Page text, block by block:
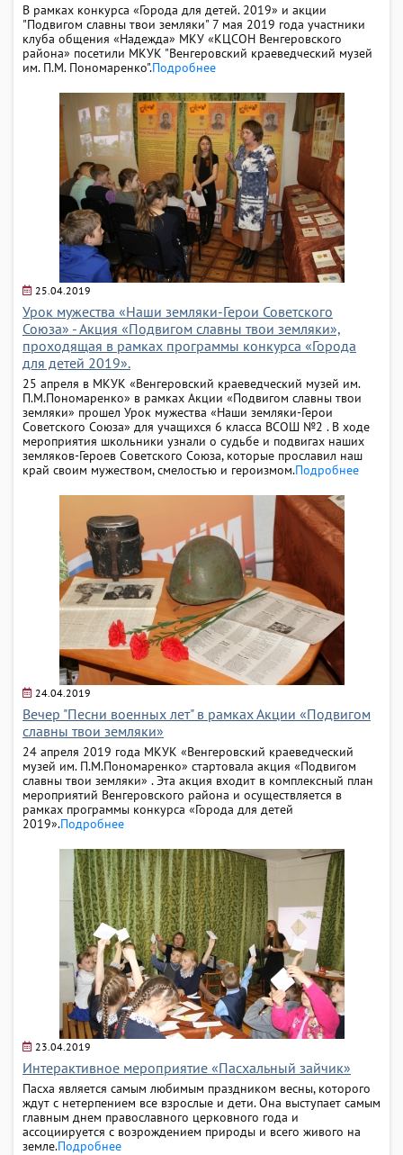
В рамках конкурса «Города для детей. 2019» и акции
"Подвигом славны твои земляки" 7 мая 2019 года участники
клуба общения «Надежда» МКУ «КЦСОН Венгеровского
района» посетили МКУК "Венгеровский краеведческий музей
им. П.М. Пономаренко".Подробнее
25.04.2019
Урок мужества «Наши земляки-Герои Советского
Союза» - Акция «Подвигом славны твои земляки»,
проходящая в рамках программы конкурса «Города
для детей 2019».
25 апреля в МКУК «Венгеровский краеведческий музей им.
П.М.Пономаренко» в рамках Акции «Подвигом славны твои
земляки» прошел Урок мужества «Наши земляки-Герои
Советского Союза» для учащихся 6 класса ВСОШ №2 . В ходе
мероприятия школьники узнали о судьбе и подвигах наших
земляков-Героев Советского Союза, которые прославил наш
край своим мужеством, смелостью и героизмом.Подробнее
24.04.2019
Вечер "Песни военных лет" в рамках Акции «Подвигом
славны твои земляки»
24 апреля 2019 года МКУК «Венгеровский краеведческий
музей им. П.М.Пономаренко» стартовала акция «Подвигом
славны твои земляки» . Эта акция входит в комплексный план
мероприятий Венгеровского района и осуществляется в
рамках программы конкурса «Города для детей
2019».Подробнее
23.04.2019
Интерактивное мероприятие «Пасхальный зайчик»
Пасха является самым любимым праздником весны, которого
ждут с нетерпением все взрослые и дети. Она выступает самым
главным днем православного церковного года и
ассоциируется с возрождением природы и всего живого на
земле.Подробнее